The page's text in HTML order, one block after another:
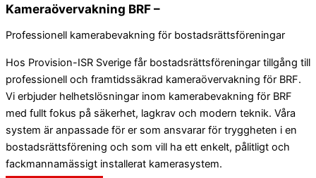
Kameraövervakning BRF –
Professionell kamerabevakning för bostadsrättsföreningar
Hos Provision-ISR Sverige får bostadsrättsföreningar tillgång till
professionell och framtidssäkrad kameraövervakning för BRF.
Vi erbjuder helhetslösningar inom kamerabevakning för BRF
med fullt fokus på säkerhet, lagkrav och modern teknik. Våra
system är anpassade för er som ansvarar för tryggheten i en
bostadsrättsförening och som vill ha ett enkelt, pålitligt och
fackmannamässigt installerat kamerasystem.